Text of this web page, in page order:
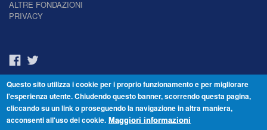
ALTRE FONDAZIONI
PRIVACY
Il Giornale delle Fondazioni - Periodico telematico
Reg. Tribunale n.7 del 22/07/2014 – ISSN 2421-2466
© Fondazione Venezia 2000 - Dorsoduro 3488/U - 30123 Venezia - Italia -
Questo sito utilizza i cookie per i proprio funzionamento e per migliorare
l'esperienza utente. Chiudendo questo banner, scorrendo questa pagina,
cliccando su un link o proseguendo la navigazione in altra maniera,
acconsenti all'uso dei cookie. Maggiori informazioni